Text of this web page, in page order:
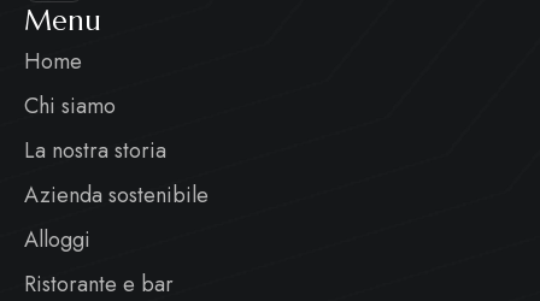
Menu
Home
Chi siamo
La nostra storia
Azienda sostenibile
Alloggi
Ristorante e bar